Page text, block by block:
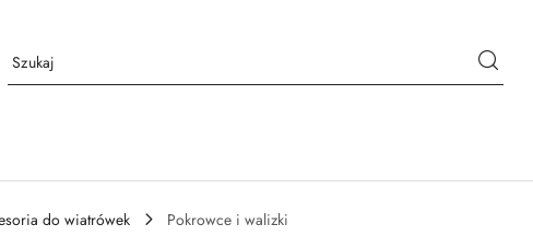
do wiatrówek
Pokrowce i walizki